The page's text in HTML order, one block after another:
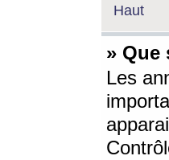
Haut
» Que
Les